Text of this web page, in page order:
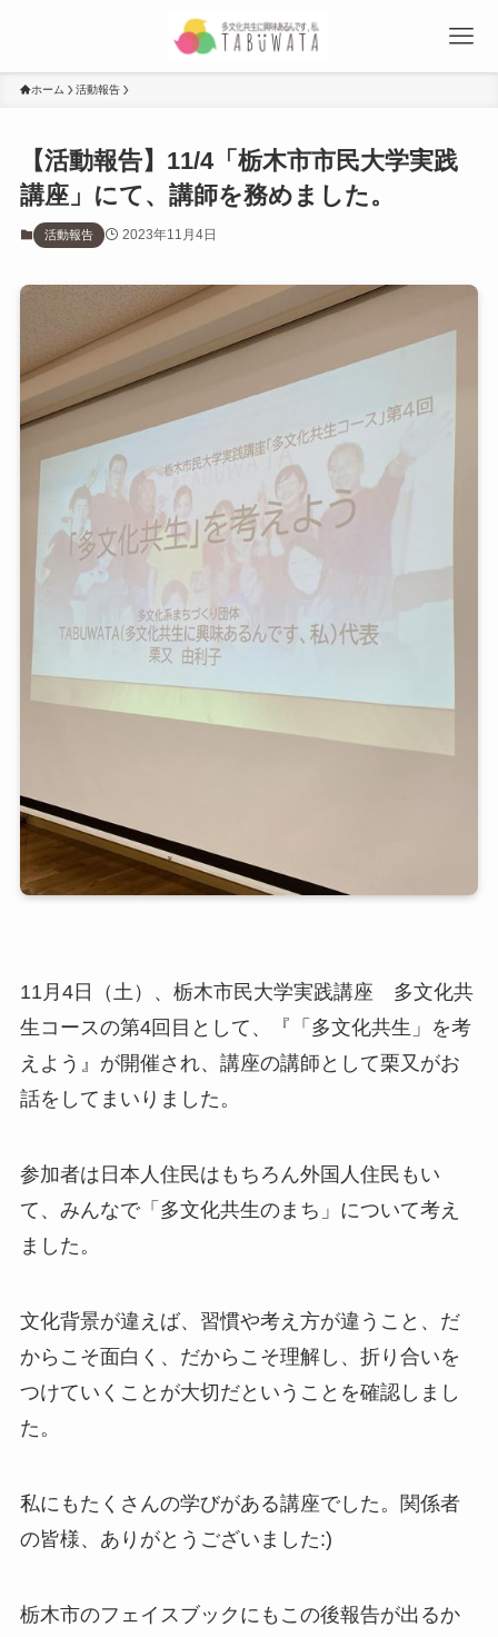
ホーム 活動報告
【活動報告】11/4「栃木市市民大学実践
講座」にて、講師を務めました。
活動報告 2023年11月4日
11月4日（土）、栃木市民大学実践講座 多文化共
生コースの第4回目として、『「多文化共生」を考
えよう』が開催され、講座の講師として栗又がお
話をしてまいりました。
参加者は日本人住民はもちろん外国人住民もい
て、みんなで「多文化共生のまち」について考え
ました。
文化背景が違えば、習慣や考え方が違うこと、だ
からこそ面白く、だからこそ理解し、折り合いを
つけていくことが大切だということを確認しまし
た。
私にもたくさんの学びがある講座でした。関係者
の皆様、ありがとうございました:)
栃木市のフェイスブックにもこの後報告が出るか